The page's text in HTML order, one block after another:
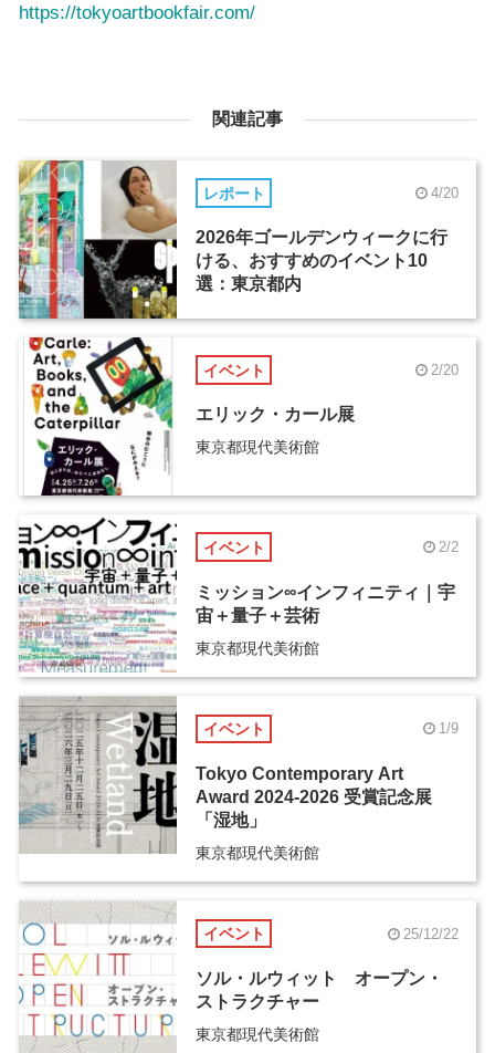
https://tokyoartbookfair.com/
関連記事
レポート 4/20
2026年ゴールデンウィークに行
ける、おすすめのイベント10
選：東京都内
イベント 2/20
エリック・カール展
東京都現代美術館
イベント 2/2
ミッション∞インフィニティ｜宇
宙＋量子＋芸術
東京都現代美術館
イベント 1/9
Tokyo Contemporary Art
Award 2024-2026 受賞記念展
「湿地」
東京都現代美術館
イベント 25/12/22
ソル・ルウィット オープン・
ストラクチャー
東京都現代美術館